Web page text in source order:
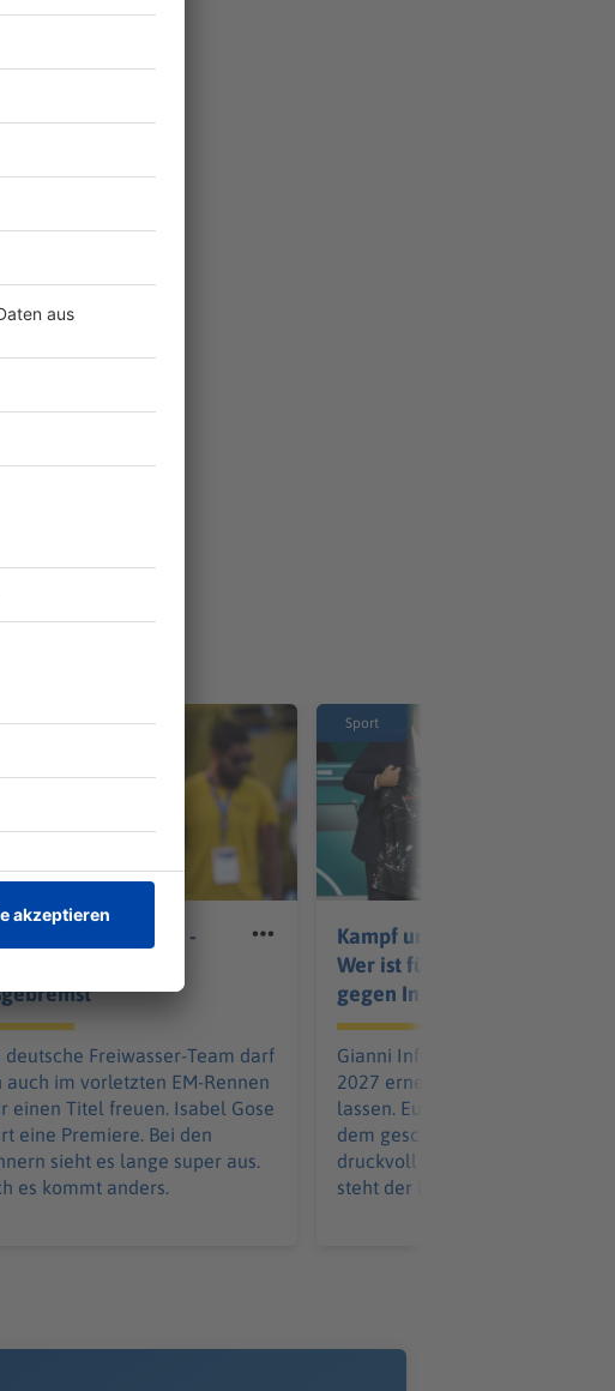
bejubelt EM-Gold -
deutsche Freiwasser-Team darf
auch im vorletzten EM-Rennen
einen Titel freuen. Isabel Gose
eine Premiere. Bei den
sieht es lange super aus.
es kommt anders.
Sport
Kampf um die Macht:
Wer ist für und wer
gegen Infantino?
Gianni Infantino will sich im
2027 erneut als FIFA-Boss
lassen. Europas Fußball baut
dem gescheiterten Investoren-
druckvoll eine Opposition auf.
steht der Rest der Welt?